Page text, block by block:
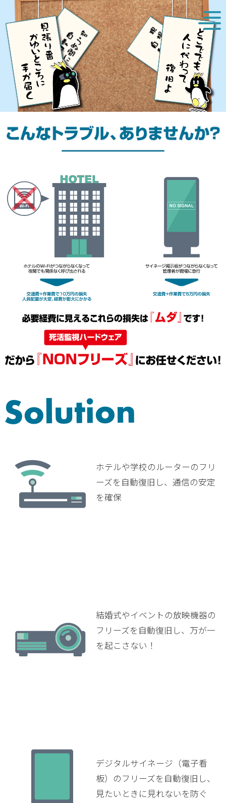
ホテルや学校のルーターのフリ
ーズを自動復旧し、通信の安定
を確保
結婚式やイベントの放映機器の
フリーズを自動復旧し、万が一
を起こさない！
デジタルサイネージ（電子看
板）のフリーズを自動復旧し、
見たいときに見れないを防ぐ